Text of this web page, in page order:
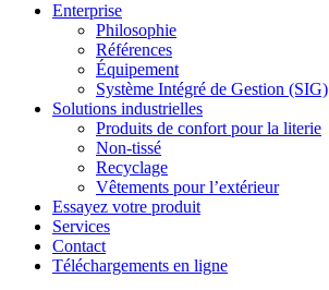
Enterprise
Philosophie
Références
Équipement
Système Intégré de Gestion (SIG)
Solutions industrielles
Produits de confort pour la literie
Non-tissé
Recyclage
Vêtements pour l’extérieur
Essayez votre produit
Services
Contact
Téléchargements en ligne